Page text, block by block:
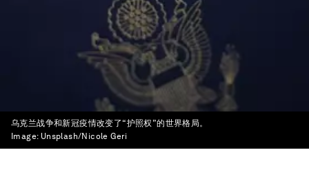
乌克兰战争和新冠疫情改变了“护照权”的世界格局。
Image: Unsplash/Nicole Geri